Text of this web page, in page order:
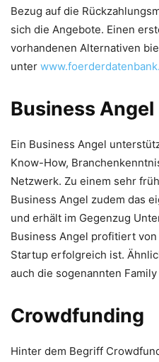
Bezug auf die
sich die Angebote. Einen
vorhandenen Alternativen
unter
Business
Ein Business Angel
Know-How,
Netzwerk. Zu einem sehr
Business Angel zudem das
und erhält im Gegenzug
Business Angel profitiert
Startup erfolgreich ist.
auch die sogenannten
Crowdfunding
Hinter dem Begriff